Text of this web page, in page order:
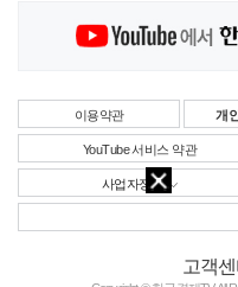
이용약관 개
YouTube 서비스 약관
사업자정보
고객센